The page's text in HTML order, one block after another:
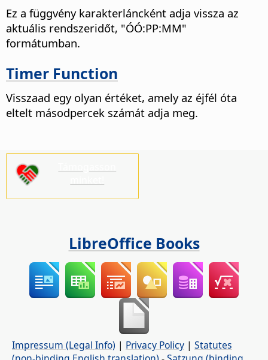
Ez a függvény karakterláncként adja vissza az
aktuális rendszeridőt, "ÓÓ:PP:MM"
formátumban.
Timer Function
Visszaad egy olyan értéket, amely az éjfél óta
eltelt másodpercek számát adja meg.
LibreOffice Books
Impressum (Legal Info) | Privacy Policy | Statutes